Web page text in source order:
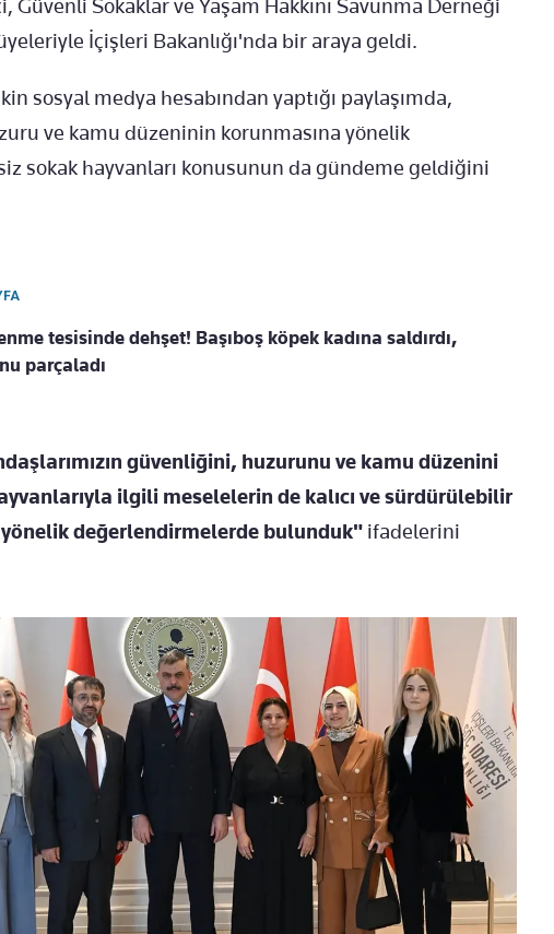
, Güvenli Sokaklar ve Yaşam Hakkını Savunma Derneği
İçişleri Bakanlığı'nda bir araya geldi.
sosyal medya hesabından yaptığı paylaşımda,
ve kamu düzeninin korunmasına yönelik
sokak hayvanları konusunun da gündeme geldiğini
tesisinde dehşet! Başıboş köpek kadına saldırdı,
parçaladı
güvenliğini, huzurunu ve kamu düzenini
ilgili meselelerin de kalıcı ve sürdürülebilir
yönelik değerlendirmelerde bulunduk" ifadelerini